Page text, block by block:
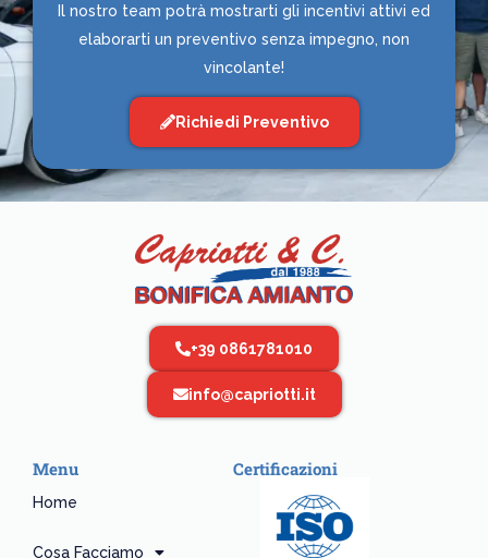
Il nostro team potrà mostrarti gli incentivi attivi ed
elaborarti un preventivo senza impegno, non
vincolante!
Richiedi Preventivo
+39 0861781010
info@capriotti.it
Menu
Home
Cosa Facciamo
Certificazioni